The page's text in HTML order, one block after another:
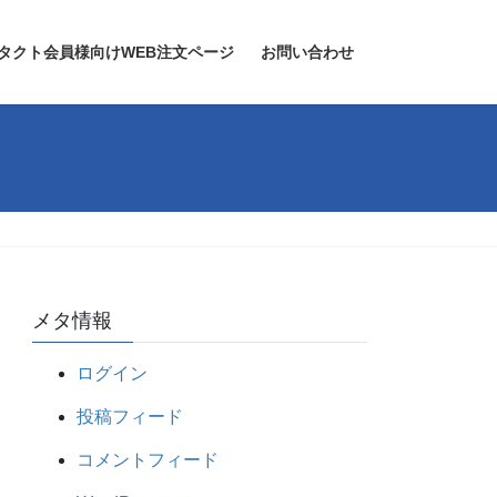
クト会員様向けWEB注文ページ お問い合わせ
メタ情報
ログイン
投稿フィード
コメントフィード